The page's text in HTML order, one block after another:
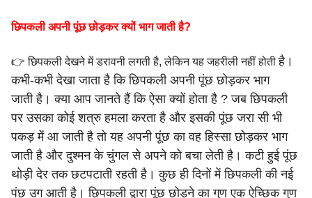
छिपकली अपनी पूंछ छोड़कर क्यों भाग जाती है?
👉 छिपकली देखने में डरावनी लगती है, लेकिन यह जहरीली नहीं होतीहै।
कभी-कभी देखा जाता है कि छिपकली अपनी पूंछ छोड़कर भाग
जातीहै। क्या आप जानते हैं कि ऐसा क्यों होता है ? जब छिपकली
पर उसका कोईशत्रु हमला करता है और इसकी पूंछ जरा सी भी
पकड़ में आ जाती है तो यह अपनी पूंछ का वह हिस्सा छोड़कर भाग
जाती है और दुश्मन के चुंगल से अपने को बचा लेती है। कटी हुई पूंछ
थोड़ी देर तक छटपटाती रहती है। कुछही दिनों में छिपकली की नई
पंछ उग आती है। छिपकली द्वारा पूंछ छोड़नेका गुण एक ऐच्छिक गुण